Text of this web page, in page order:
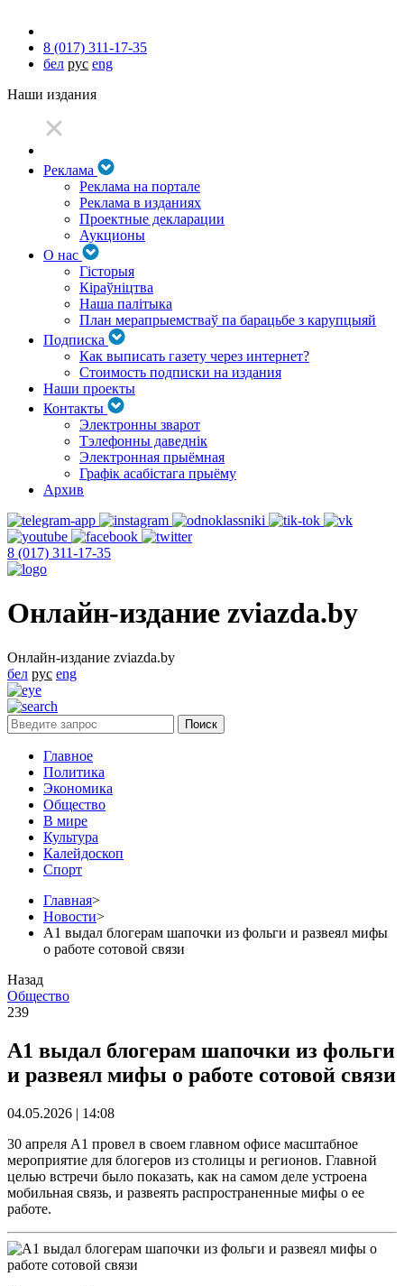
8 (017) 311-17-35
бел рус eng
Наши издания
Реклама
Реклама на портале
Реклама в изданиях
Проектные декларации
Аукционы
О нас
Гісторыя
Кіраўніцтва
Наша палітыка
План мерапрыемстваў па барацьбе з карупцыяй
Подписка
Как выписать газету через интернет?
Стоимость подписки на издания
Наши проекты
Контакты
Электронны зварот
Тэлефонны даведнік
Электронная прыёмная
Графік асабістага прыёму
Архив
8 (017) 311-17-35
Онлайн-издание zviazda.by
Онлайн-издание zviazda.by
бел рус eng
Главное
Политика
Экономика
Общество
В мире
Культура
Калейдоскоп
Спорт
Главная>
Новости>
А1 выдал блогерам шапочки из фольги и развеял мифы
о работе сотовой связи
Назад
Общество
239
А1 выдал блогерам шапочки из фольги
и развеял мифы о работе сотовой связи
04.05.2026 | 14:08
30 апреля А1 провел в своем главном офисе масштабное
мероприятие для блогеров из столицы и регионов. Главной
целью встречи было показать, как на самом деле устроена
мобильная связь, и развеять распространенные мифы о ее
работе.